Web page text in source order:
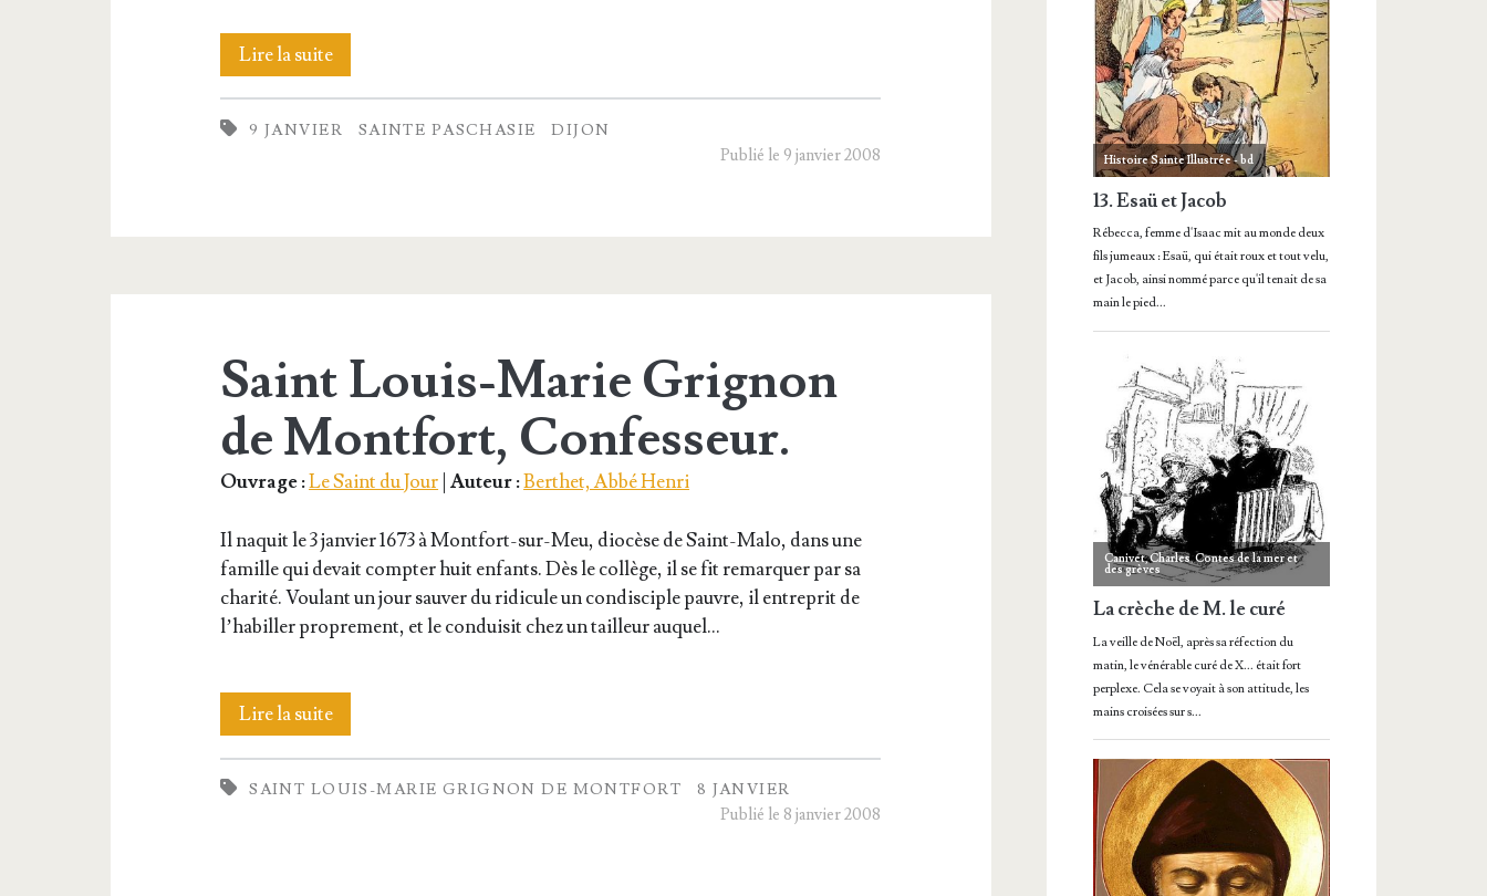
Lire la suiteSainte
Pascha­
sie,
9 JANVIER SAINTE PASCHASIE
DIJON
Publié le 9 janvier 2008
Saint Louis-Marie Grignon
de Montfort, Confesseur.
Ouvrage :Le Saint du Jour |Auteur :Berthet, Abbé Henri
Il naquit le 3 jan­vier 1673 à Mont­­fort-sur-Meu, dio­cèse de Saint-Malo, dans une
famille qui devait comp­ter huit enfants. Dès le col­lège, il se fit remar­quer par sa
cha­ri­té. Vou­lant un jour sau­ver du ridi­cule un condis­ciple pauvre, il entre­prit de
l’ha­biller pro­pre­ment, et le condui­sit chez un tailleur auquel…
Lire la suiteSaint
Louis-
Marie
SAINT LOUIS-MARIE GRIGNON DE MONTFORT
8 JANVIER
Publié le 8 janvier 2008